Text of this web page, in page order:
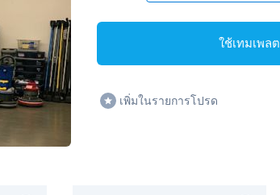
ใช้เทมเพลต
เพิ่มในรายการโปรด